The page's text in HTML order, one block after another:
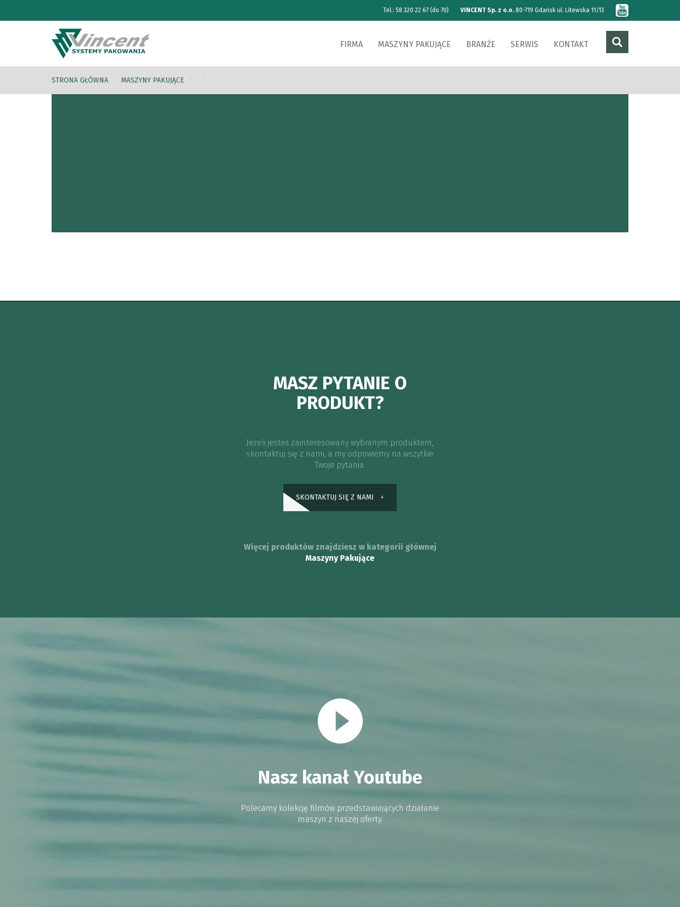
Tel.: 58 320 22 67 (do 70) VINCENT Sp. z o.o. 80-719 Gdańsk ul. Litewska 11/13
FIRMA MASZYNY PAKUJĄCE BRANŻE SERWIS KONTAKT
STRONA GŁÓWNA MASZYNY PAKUJĄCE
MASZ PYTANIE O
PRODUKT?
Jeżeli jesteś zainteresowany wybranym produktem,
skontaktuj się z nami, a my odpowiemy na wszytkie
Twoje pytania.
SKONTAKTUJ SIĘ Z NAMI
Więcej produktów znajdziesz w kategorii głównej
Maszyny Pakujące
Nasz kanał Youtube
Polecamy kolekcję filmów przedstawiających działanie
maszyn z naszej oferty.